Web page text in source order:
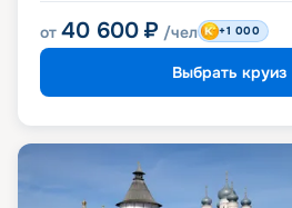
от 40 600 ₽ /чел +1 000
Выбрать круиз